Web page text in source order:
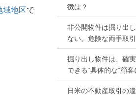
域地区で
徴は？
非公開物件は掘り出
ない。危険な両手取
掘り出し物件は、確
できる“具体的な”顧
日米の不動産取引の